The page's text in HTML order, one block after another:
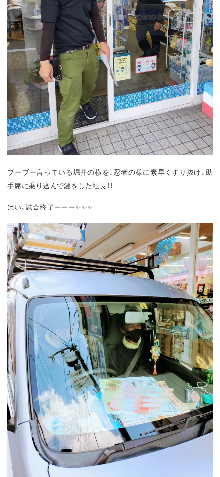
ブーブー言っている堀井の横を、忍者の様に素早くすり抜け、助
手席に乗り込んで鍵をした社長！！
はい、試合終了ーーー✨✨✨